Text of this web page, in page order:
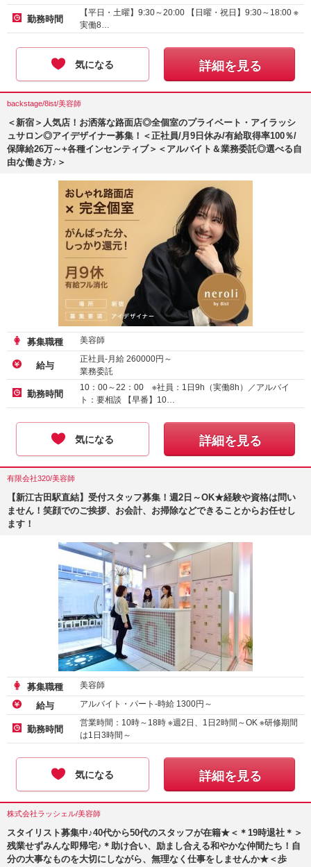
勤務時間
【平日・土曜】9:30～20:00 【日曜・祝日】9:30～18:00 ※
実働8…
気になる 詳細を見る
backstage/8ist/美容師
＜新宿＞人気店！お洒落な路面店◎全個室のプライベート・アイラッシ
ュサロン◎アイデザイナー募集！＜正社員/月9日休み/有給取得率100％/
保障給26万～+各種インセンティブ＞＜アルバイト＆業務委託◎選べる自
由な働き方♪＞
募集職種 美容師
給与
正社員-月給 260000円～
業務委託
アルバイト・パート-時給 1600円～
勤務時間
10：00～22：00 ※社員：1日9h（実働8h）／アルバイ
ト：要相談 【早番】10…
気になる 詳細を見る
有限会社320/美容師
【新江古田駅直結】受付スタッフ募集！週2日～OK★経験や資格は問い
ません！笑顔でのご挨拶、お会計、お掃除などできることからお任せし
ます！
募集職種 美容師
給与 アルバイト・パート-時給 1300円～
勤務時間
営業時間：10時～18時 ※週2日、1日2時間～OK ※研修期間
は1日3時間～
気になる 詳細を見る
株式会社ラッシェル/美容師
スタイリスト募集中♪40代から50代のスタッフが在籍★＜＊19時退社＊＞
残業せずみんな即帰宅♪＊助け合い、励まし合える和やかな仲間たち！自
分の大事なものを大切にしながら、無理なく仕事をしませんか★＜歩